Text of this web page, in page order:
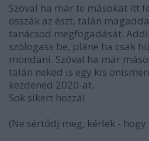
Szóval ha már te másokat itt
osszák az észt, talán
tanácsod megfogadását.
szólogass be, pláne ha csak
mondani. Szóval ha már
talán neked is egy kis
kezdened 2020-at.
Sok sikert hozzá!
(Ne sértődj meg, kérlek -